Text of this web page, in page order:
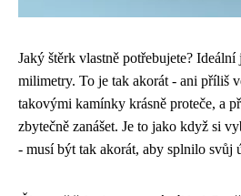
Jaký štěrk vlastně potřebujete?
milimetry. To je tak akorát - ani příliš
takovými kamínky krásně proteče, a
zbytečně zanášet. Je to jako když si
- musí být tak akorát, aby splnilo svůj